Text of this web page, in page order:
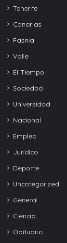
Tenerife
Canarias
Fasnia
Valle
El Tiempo
Sociedad
Universidad
Nacional
Empleo
Jurídico
Deporte
Uncategorized
General
Ciencia
Obituario